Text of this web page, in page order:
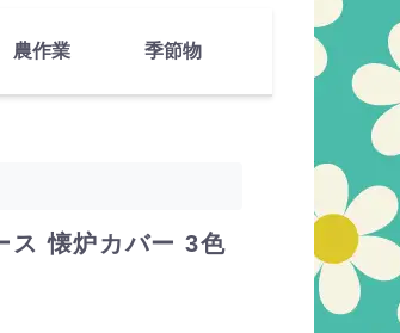
農作業 季節物
ス 懐炉カバー 3色